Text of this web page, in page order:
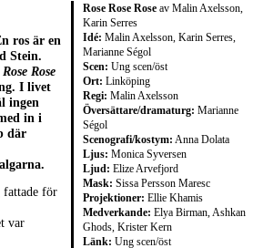
Rose Rose Rose av Malin Axelsson,
Karin Serres
Idé: Malin Axelsson, Karin Serres,
Marianne Ségol
Scen: Ung scen/öst
Ort: Linköping
Regi: Malin Axelsson
Översättare/dramaturg: Marianne
Ségol
Scenografi/kostym: Anna Dolata
Ljus: Monica Syversen
Ljud: Elize Arvefjord
Mask: Sissa Persson Maresc
Projektioner: Ellie Khamis
Medverkande: Elya Birman, Ashkan
Ghods, Krister Kern
Länk: Ung scen/öst
ros är en
Stein.
Rose Rose
I livet
ingen
in i
där
för
var